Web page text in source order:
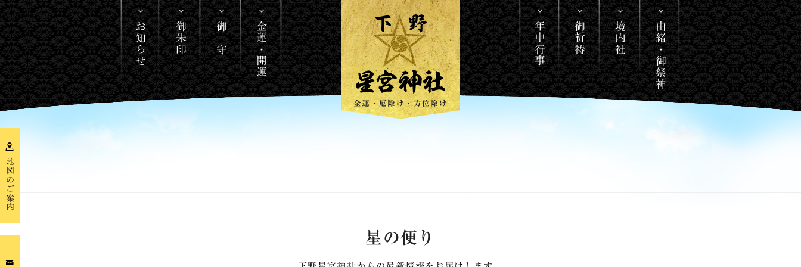
地図のご案内
金運・厄除け・方位除け
由緒・御祭神
境内社
御祈祷
年中行事
金運・開運
御 守
御朱印
お知らせ
星の便り